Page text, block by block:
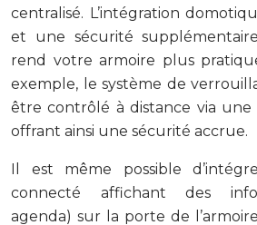
centralisé. L’intégration
et une sécurité
rend votre armoire plus
exemple, le système de
être contrôlé à distance via une
offrant ainsi une sécurité accrue.
Il est même possible
connecté affichant des
agenda) sur la porte de